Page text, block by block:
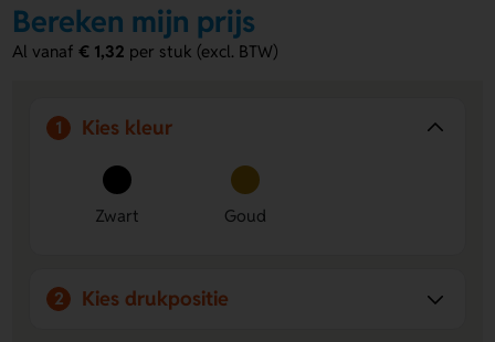
Bereken mijn prijs
Al vanaf€ 1,32 per stuk (excl. BTW)
1 Kies kleur
Zwart Goud
2 Kies drukpositie